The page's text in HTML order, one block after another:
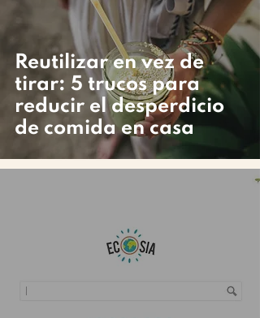
Reutilizar en vez de
tirar: 5 trucos para
reducir el desperdicio
de comida en casa